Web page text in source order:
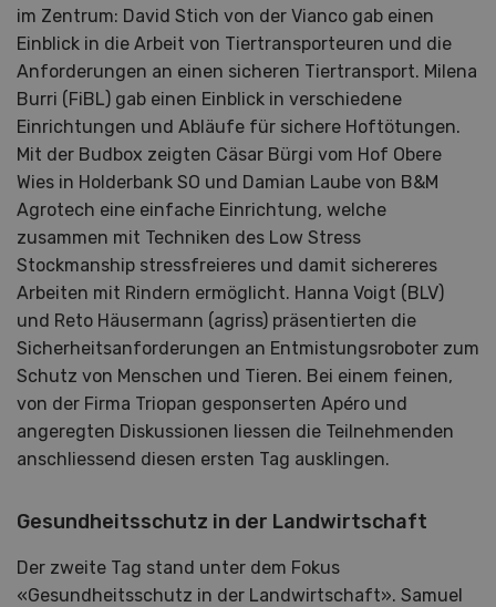
im Zentrum: David Stich von der Vianco gab einen
Einblick in die Arbeit von Tiertransporteuren und die
Anforderungen an einen sicheren Tiertransport. Milena
Burri (FiBL) gab einen Einblick in verschiedene
Einrichtungen und Abläufe für sichere Hoftötungen.
Mit der Budbox zeigten Cäsar Bürgi vom Hof Obere
Wies in Holderbank SO und Damian Laube von B&M
Agrotech eine einfache Einrichtung, welche
zusammen mit Techniken des Low Stress
Stockmanship stressfreieres und damit sichereres
Arbeiten mit Rindern ermöglicht. Hanna Voigt (BLV)
und Reto Häusermann (agriss) präsentierten die
Sicherheitsanforderungen an Entmistungsroboter zum
Schutz von Menschen und Tieren. Bei einem feinen,
von der Firma Triopan gesponserten Apéro und
angeregten Diskussionen liessen die Teilnehmenden
anschliessend diesen ersten Tag ausklingen.
Gesundheitsschutz in der Landwirtschaft
Der zweite Tag stand unter dem Fokus
«Gesundheitsschutz in der Landwirtschaft». Samuel